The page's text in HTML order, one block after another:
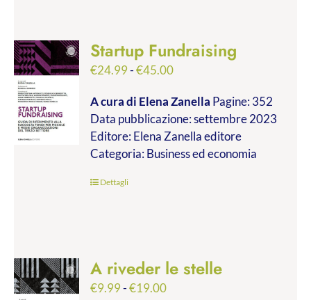
Startup Fundraising
€24.99-€45.00Fascia
prezzo:
da
€24.99
a
A cura di Elena Zanella Pagine: 352
Data pubblicazione: settembre 2023
Editore: Elena Zanella editore
Categoria: Business ed economia
Dettagli
A riveder le stelle
€9.99-€19.00Fascia